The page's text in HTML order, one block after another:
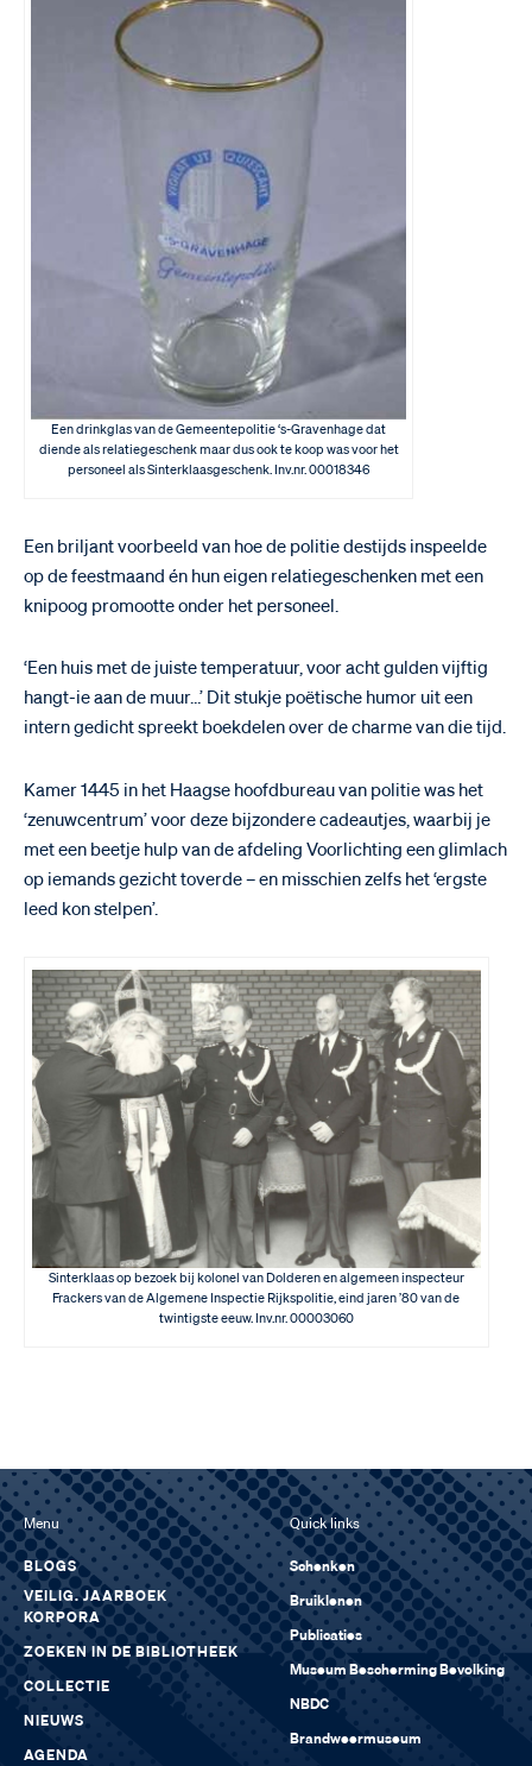
Een drinkglas van de Gemeentepolitie ‘s-Gravenhage dat
diende als relatiegeschenk maar dus ook te koop was voor het
personeel als Sinterklaasgeschenk. Inv.nr. 00018346
Een briljant voorbeeld van hoe de politie destijds inspeelde
op de feestmaand én hun eigen relatiegeschenken met een
knipoog promootte onder het personeel.
‘Een huis met de juiste temperatuur, voor acht gulden vijftig
hangt-ie aan de muur…’ Dit stukje poëtische humor uit een
intern gedicht spreekt boekdelen over de charme van die tijd.
Kamer 1445 in het Haagse hoofdbureau van politie was het
‘zenuwcentrum’ voor deze bijzondere cadeautjes, waarbij je
met een beetje hulp van de afdeling Voorlichting een glimlach
op iemands gezicht toverde – en misschien zelfs het ‘ergste
leed kon stelpen’.
Sinterklaas op bezoek bij kolonel van Dolderen en algemeen inspecteur
Frackers van de Algemene Inspectie Rijkspolitie, eind jaren ’80 van de
twintigste eeuw. Inv.nr. 00003060
Menu
BLOGS
VEILIG. JAARBOEK
KORPORA
ZOEKEN IN DE BIBLIOTHEEK
COLLECTIE
NIEUWS
AGENDA
Quick links
Schenken
Bruiklenen
Publicaties
Museum Bescherming Bevolking
NBDC
Brandweermuseum